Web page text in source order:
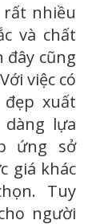
nhiều
và chất
đây cũng
việc có
xuất
lựa
ứng sở
giá khác
Tuy
người